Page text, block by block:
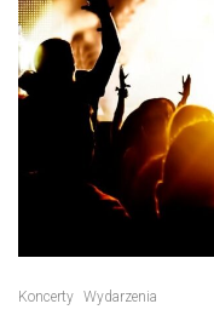
Koncerty Wydarzenia